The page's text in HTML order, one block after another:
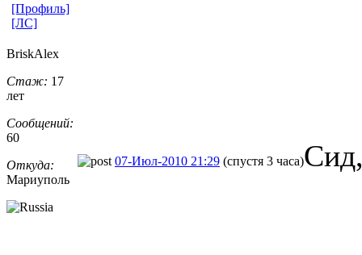
[Профиль]
[ЛС]
BriskAlex
Стаж: 17
лет
Сообщений:
60
Откуда:
Мариуполь
07-Июл-2010 21:29 (спустя 3 часа)